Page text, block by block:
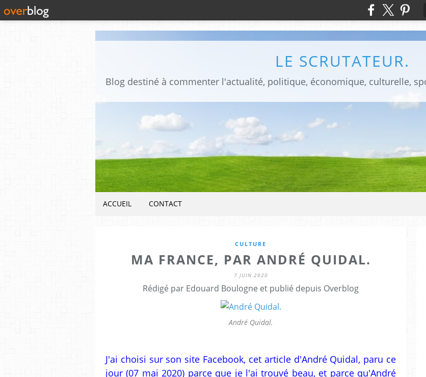
LE SCRUTATEUR.
ACCUEIL CONTACT
CULTURE
MA FRANCE, PAR ANDRÉ QUIDAL.
7 JUIN 2020
Rédigé par Edouard Boulogne et publié depuis Overblog
André Quidal.
J'ai choisi sur son site Facebook, cet article d'André Quidal, paru ce
jour (07 mai 2020) parce que je l'ai trouvé beau, et parce qu'André